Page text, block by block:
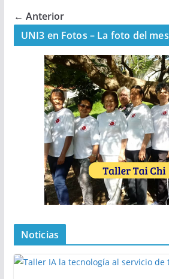
← Anterior
UNI3 en Fotos – La foto del mes
Noticias